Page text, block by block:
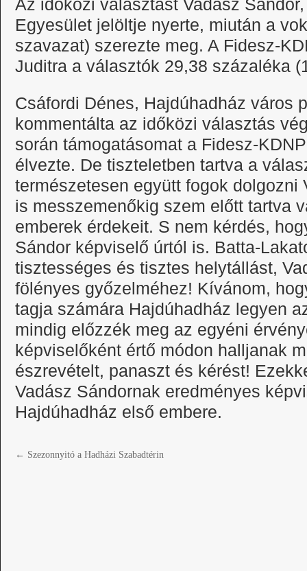
Az időközi választást Vadász
Egyesület jelöltje nyerte, miután a
szavazat) szerezte meg. A Fidesz-
Juditra a választók 29,38 százaléka
Csáfordi Dénes, Hajdúhadház város
kommentálta az időközi választás
során támogatásomat a Fidesz-
élvezte. De tiszteletben tartva a
természetesen együtt fogok dolgozni
is messzemenőkig szem előtt tartva
emberek érdekeit. S nem kérdés,
Sándor képviselő úrtól is. Batta-
tisztességes és tisztes helytállást,
fölényes győzelméhez! Kívánom,
tagja számára Hajdúhadház legyen
mindig előzzék meg az egyéni
képviselőként értő módon halljanak
észrevételt, panaszt és kérést!
Vadász Sándornak eredményes
Hajdúhadház első embere.
← Szezonnyitó a Hadházi Szabadtérin